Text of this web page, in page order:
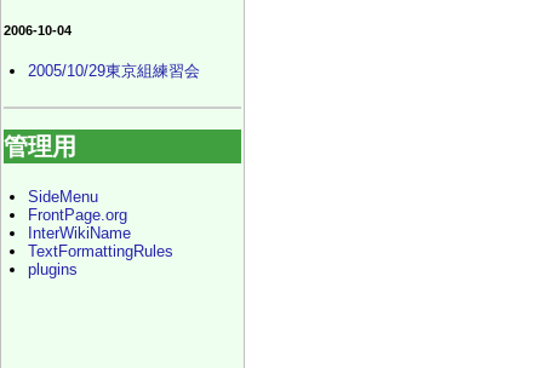
2006-10-04
2005/10/29東京組練習会
管理用
SideMenu
FrontPage.org
InterWikiName
TextFormattingRules
plugins